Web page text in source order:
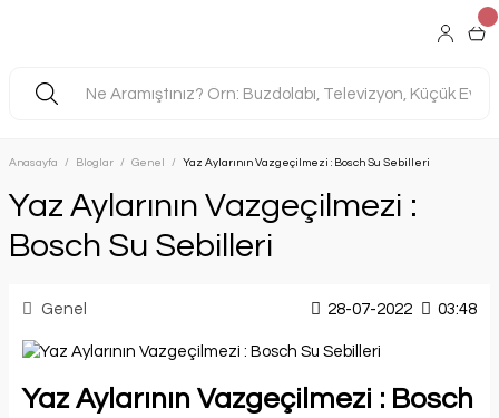
Anasayfa Bloglar Genel Yaz Aylarının Vazgeçilmezi : Bosch Su Sebilleri
Yaz Aylarının Vazgeçilmezi :
Bosch Su Sebilleri
Genel 28-07-2022 03:48
Yaz Aylarının Vazgeçilmezi : Bosch